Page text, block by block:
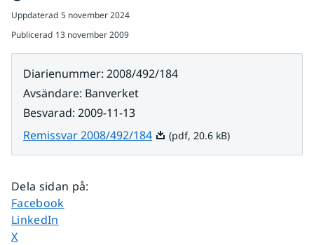
Uppdaterad 5 november 2024
Publicerad 13 november 2009
Diarienummer: 2008/492/184
Avsändare: Banverket
Besvarad: 2009-11-13
Remissvar 2008/492/184Pdf, 20.6 kB.
(pdf, 20.6 kB)
Dela sidan på:
Dela sidan på
Facebook
Dela sidan på
LinkedIn
Dela sidan på
X